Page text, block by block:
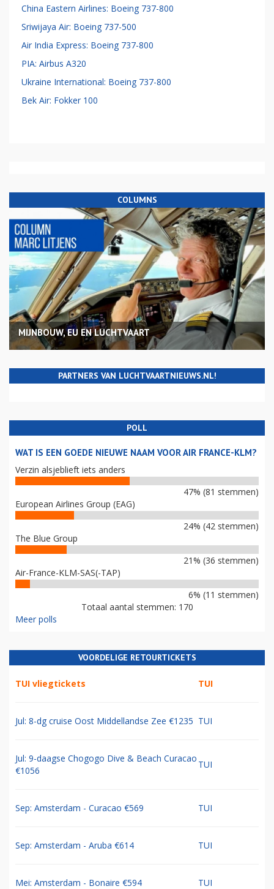
China Eastern Airlines: Boeing 737-800
Sriwijaya Air: Boeing 737-500
Air India Express: Boeing 737-800
PIA: Airbus A320
Ukraine International: Boeing 737-800
Bek Air: Fokker 100
COLUMNS
MIJNBOUW, EU EN LUCHTVAART
PARTNERS VAN LUCHTVAARTNIEUWS.NL!
POLL
WAT IS EEN GOEDE NIEUWE NAAM VOOR AIR FRANCE-KLM?
Verzin alsjeblieft iets anders
47% (81 stemmen)
European Airlines Group (EAG)
24% (42 stemmen)
The Blue Group
21% (36 stemmen)
Air-France-KLM-SAS(-TAP)
6% (11 stemmen)
Totaal aantal stemmen: 170
Meer polls
VOORDELIGE RETOURTICKETS
TUI vliegtickets TUI
Jul: 8-dg cruise Oost Middellandse Zee €1235 TUI
Jul: 9-daagse Chogogo Dive & Beach Curacao
€1056
TUI
Sep: Amsterdam - Curacao €569 TUI
Sep: Amsterdam - Aruba €614 TUI
Mei: Amsterdam - Bonaire €594 TUI